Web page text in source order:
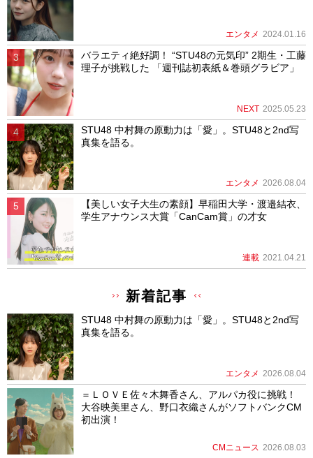
エンタメ 2024.01.16
バラエティ絶好調！ “STU48の元気印” 2期生・工藤
理子が挑戦した 「週刊誌初表紙＆巻頭グラビア」
NEXT 2025.05.23
STU48 中村舞の原動力は「愛」。STU48と2nd写
真集を語る。
エンタメ 2026.08.04
【美しい女子大生の素顔】早稲田大学・渡邉結衣、
学生アナウンス大賞「CanCam賞」の才女
連載 2021.04.21
新着記事
STU48 中村舞の原動力は「愛」。STU48と2nd写
真集を語る。
エンタメ 2026.08.04
＝ＬＯＶＥ佐々木舞香さん、アルパカ役に挑戦！
大谷映美里さん、野口衣織さんがソフトバンクCM
初出演！
CMニュース 2026.08.03